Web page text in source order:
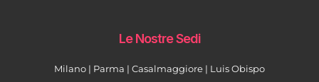
Le Nostre Sedi
Milano | Parma | Casalmaggiore | Luis Obispo